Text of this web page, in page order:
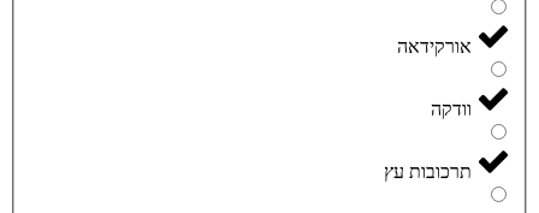
אורקידאה
וודקה
תרכובות עץ